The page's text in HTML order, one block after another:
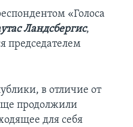
«Голоса
Ландсбергис,
председателем
в отличие от
продолжили
для себя